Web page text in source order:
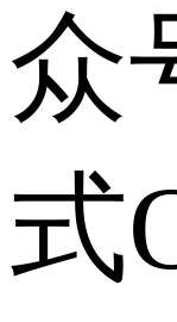
众
式